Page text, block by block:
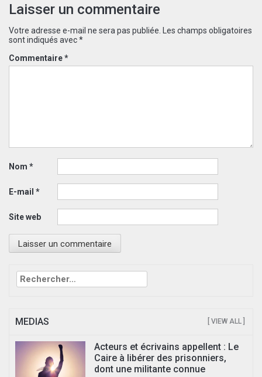
Laisser un commentaire
Votre adresse e-mail ne sera pas publiée. Les champs obligatoires
sont indiqués avec*
Commentaire*
Nom *
E-mail *
Site web
Rechercher :
MEDIAS [ VIEW ALL ]
Acteurs et écrivains appellent : Le
Caire à libérer des prisonniers,
dont une militante connue